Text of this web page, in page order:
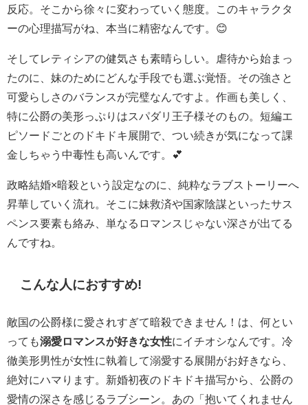
反応。そこから徐々に変わっていく態度。このキャラクタ
ーの心理描写がね、本当に精密なんです。😊
そしてレティシアの健気さも素晴らしい。虐待から始まっ
たのに、妹のためにどんな手段でも選ぶ覚悟。その強さと
可愛らしさのバランスが完璧なんですよ。作画も美しく、
特に公爵の美形っぷりはスパダリ王子様そのもの。短編エ
ピソードごとのドキドキ展開で、つい続きが気になって課
金しちゃう中毒性も高いんです。💕
政略結婚×暗殺という設定なのに、純粋なラブストーリーへ
昇華していく流れ。そこに妹救済や国家陰謀といったサス
ペンス要素も絡み、単なるロマンスじゃない深さが出てる
んですね。
こんな人におすすめ!
敵国の公爵様に愛されすぎて暗殺できません！は、何とい
っても溺愛ロマンスが好きな女性にイチオシなんです。冷
徹美形男性が女性に執着して溺愛する展開がお好きなら、
絶対にハマります。新婚初夜のドキドキ描写から、公爵の
愛情の深さを感じるラブシーン。あの「抱いてくれません